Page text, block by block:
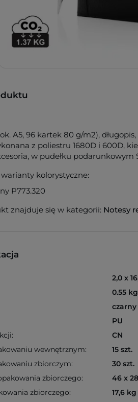
A5, 96 kartek 80 g/m2),
z poliestru 1680D i 600D,
w pudełku podarunkowym
kolorystyczne:
P773.320
znajduje się w kategorii: Notesy
2,0 x
0.55 kg
czarny
PU
CN
wewnętrznym:
15 szt.
zbiorczym:
30 szt.
zbiorczego:
46 x
zbiorczego:
17,6 kg